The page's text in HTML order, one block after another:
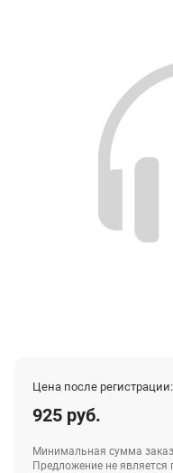
Цена после регистрации:
925 руб.
Минимальная сумма
Предложение не является